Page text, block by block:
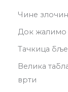
Чине
Док жалимо
Тачкица
Велика
врти